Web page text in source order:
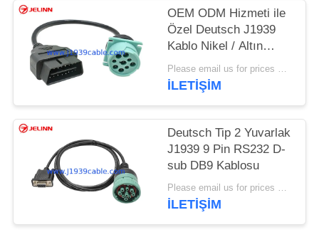
OEM ODM Hizmeti ile
Özel Deutsch J1939
Kablo Nikel / Altın
Kaplama
Please email us for prices MOQ:100'lü
İLETİŞİM
Deutsch Tip 2 Yuvarlak
J1939 9 Pin RS232 D-
sub DB9 Kablosu
Please email us for prices MOQ:100 PCS
İLETİŞİM